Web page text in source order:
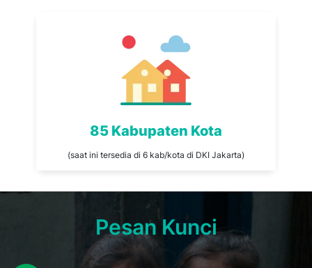
85 Kabupaten Kota
(saat ini tersedia di 6 kab/kota di DKI Jakarta)
Pesan Kunci